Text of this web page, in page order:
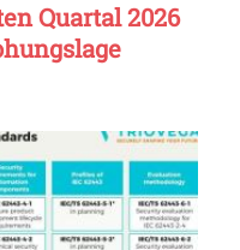
Quartal 2026